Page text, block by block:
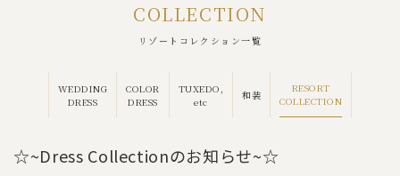
COLLECTION
リゾートコレクション一覧
WEDDING
DRESS
COLOR
DRESS
TUXEDO,
etc
和装
RESORT
COLLECTION
☆~Dress Collectionのお知らせ~☆